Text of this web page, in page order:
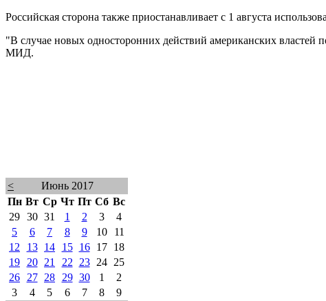
Российская сторона также приостанавливает с 1 августа
"В случае новых односторонних действий американских
МИД.
<
Июнь 2017
Пн Вт Ср Чт Пт Сб Вс
29 30 31 1 2 3
4
5
6 7 8 9 10
11
12
13 14 15 16 17
18
19
20 21 22 23 24
25
26
27 28 29 30 1
2
3
4 5 6 7 8
9